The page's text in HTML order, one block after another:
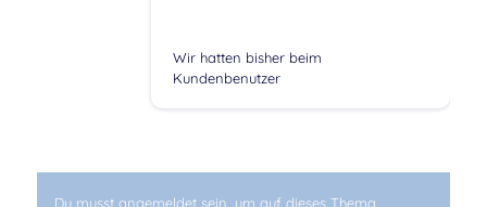
Wir hatten bisher beim
Kundenbenutzer
Du musst angemeldet sein, um auf dieses Thema